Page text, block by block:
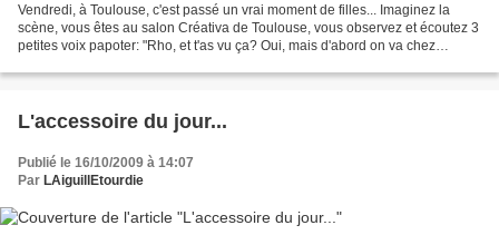
Vendredi, à Toulouse, c'est passé un vrai moment de filles... Imaginez la
scène, vous êtes au salon Créativa de Toulouse, vous observez et écoutez 3
petites voix papoter: "Rho, et t'as vu ça? Oui, mais d'abord on va chez
L'accessoire du jour...
Publié le 16/10/2009 à 14:07
Par LAiguillEtourdie